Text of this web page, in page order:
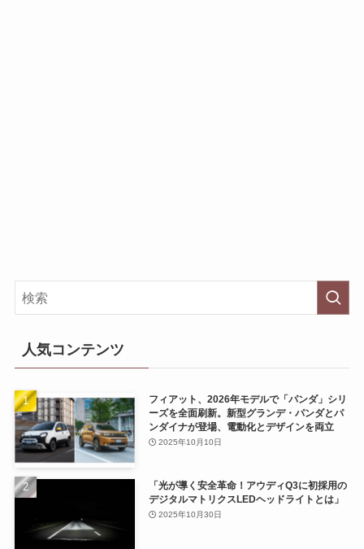
人気コンテンツ
フィアット、2026年モデルで「パンダ」シリ
ーズを全面刷新。新型グランデ・パンダとパ
ンダイナが登場、電動化とデザインを両立
2025年10月10日
「光が導く安全革命！アウディQ3に初採用の
デジタルマトリクスLEDヘッドライトとは」
2025年10月30日